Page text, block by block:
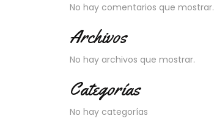
No hay comentarios que mostrar.
Archivos
No hay archivos que mostrar.
Categorías
No hay categorías